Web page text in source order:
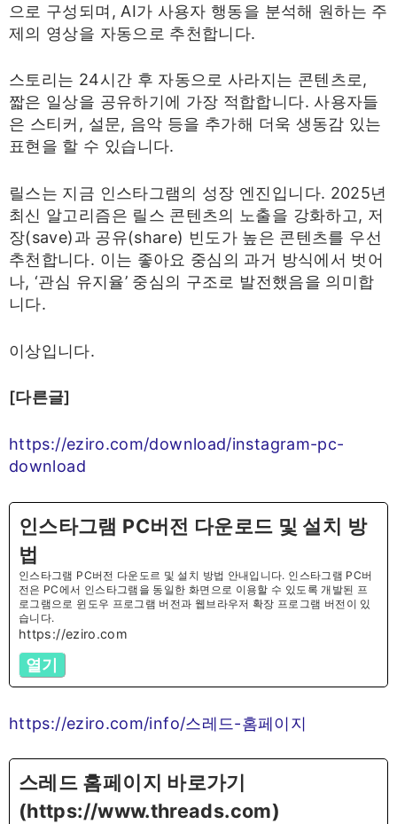
으로 구성되며, AI가 사용자 행동을 분석해 원하는 주
제의 영상을 자동으로 추천합니다.
스토리는 24시간 후 자동으로 사라지는 콘텐츠로,
짧은 일상을 공유하기에 가장 적합합니다. 사용자들
은 스티커, 설문, 음악 등을 추가해 더욱 생동감 있는
표현을 할 수 있습니다.
릴스는 지금 인스타그램의 성장 엔진입니다. 2025년
최신 알고리즘은 릴스 콘텐츠의 노출을 강화하고, 저
장(save)과 공유(share) 빈도가 높은 콘텐츠를 우선
추천합니다. 이는 좋아요 중심의 과거 방식에서 벗어
나, ‘관심 유지율’ 중심의 구조로 발전했음을 의미합
니다.
이상입니다.
[다른글]
https://eziro.com/download/instagram-pc-
download
인스타그램 PC버전 다운로드 및 설치 방
법
인스타그램 PC버전 다운도르 및 설치 방법 안내입니다. 인스타그램 PC버
전은 PC에서 인스타그램을 동일한 화면으로 이용할 수 있도록 개발된 프
로그램으로 윈도우 프로그램 버전과 웹브라우저 확장 프로그램 버전이 있
습니다.
https://eziro.com
열기
https://eziro.com/info/스레드-홈페이지
스레드 홈페이지 바로가기
(https://www.threads.com)